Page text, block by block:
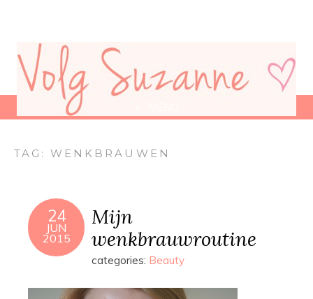
TAG:WENKBRAUWEN
24
JUN
2015
Mijn
wenkbrauwroutine
categories: Beauty